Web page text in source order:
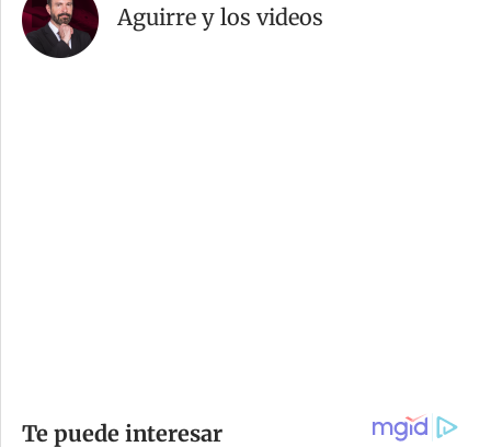
Aguirre y los videos